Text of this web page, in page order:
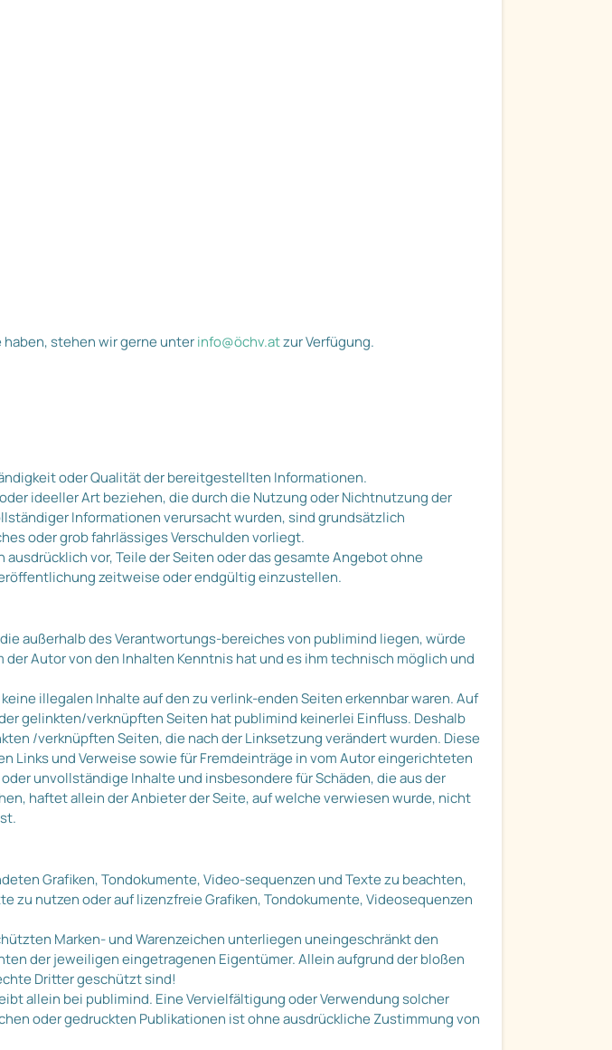
stehen wir gerne unterinfo@öchv.atzur Verfügung.
oder Qualität der bereitgestellten Informationen.
ideeller Art beziehen, die durch die Nutzung oder Nichtnutzung der
Informationen verursacht wurden, sind grundsätzlich
oder grob fahrlässiges Verschulden vorliegt.
vor, Teile der Seiten oder das gesamte Angebot ohne
zeitweise oder endgültig einzustellen.
außerhalb des Verantwortungs-bereiches von publimind liegen, würde
Autor von den Inhalten Kenntnis hat und es ihm technisch möglich und
illegalen Inhalte auf den zu verlink-enden Seiten erkennbar waren. Auf
gelinkten/verknüpften Seiten hat publimind keinerlei Einfluss. Deshalb
/verknüpften Seiten, die nach der Linksetzung verändert wurden. Diese
und Verweise sowie für Fremdeinträge in vom Autor eingerichteten
unvollständige Inhalte und insbesondere für Schäden, die aus der
haftet allein der Anbieter der Seite, auf welche verwiesen wurde, nicht
Grafiken, Tondokumente, Video-sequenzen und Texte zu beachten,
zu nutzen oder auf lizenzfreie Grafiken, Tondokumente, Videosequenzen
Marken- und Warenzeichen unterliegen uneingeschränkt den
der jeweiligen eingetragenen Eigentümer. Allein aufgrund der bloßen
Dritter geschützt sind!
allein bei publimind. Eine Vervielfältigung oder Verwendung solcher
oder gedruckten Publikationen ist ohne ausdrückliche Zustimmung von